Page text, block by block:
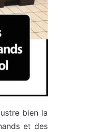
bien la
et des